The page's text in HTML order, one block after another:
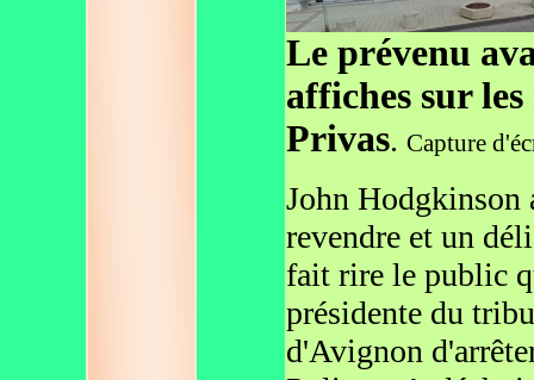
Le prévenu
affiches sur
Privas. Capture
John Hodgkinson
revendre et un
fait rire le public
présidente du
d'Avignon